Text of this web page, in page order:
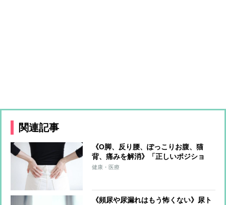
関連記事
《O脚、反り腰、ぽっこりお腹、猫
背、痛みを解消》「正しいポジショ
ン」を意識するだけゆがみをゼロにす
健康・医療
《頻尿や尿漏れはもう怖くない》尿ト